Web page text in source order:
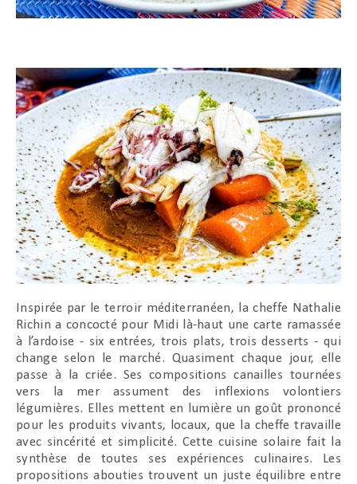
Inspirée par le terroir méditerranéen, la cheffe Nathalie
Richin a concocté pour Midi là-haut une carte ramassée
à l’ardoise - six entrées, trois plats, trois desserts - qui
change selon le marché. Quasiment chaque jour, elle
passe à la criée. Ses compositions canailles tournées
vers la mer assument des inflexions volontiers
légumières. Elles mettent en lumière un goût prononcé
pour les produits vivants, locaux, que la cheffe travaille
avec sincérité et simplicité. Cette cuisine solaire fait la
synthèse de toutes ses expériences culinaires. Les
propositions abouties trouvent un juste équilibre entre